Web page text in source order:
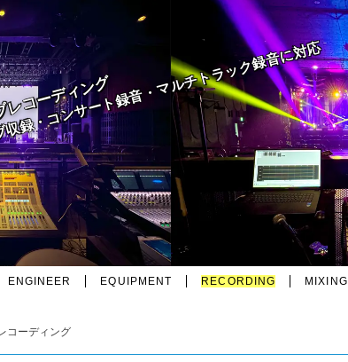
コーディング
・コンサート録音・マルチトラック録音に対応
ENGINEER EQUIPMENT RECORDING MIXING
コーディング